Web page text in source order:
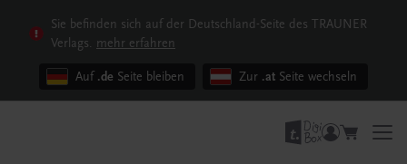
Sie befinden sich auf der Deutschland-Seite des TRAUNER
Verlags. mehr erfahren
Auf .de Seite bleiben Zur .at Seite wechseln